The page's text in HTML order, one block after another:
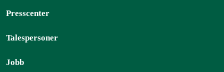
Presscenter
Talespersoner
Jobb